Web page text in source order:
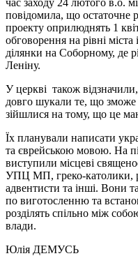
повідомила, що остаточне
проекту оприлюднять 1
обговорення на рівні
ділянки на Соборному, де
Леніну.
У церкві також
довго шукали те, що зможе
зійшлися на тому, що це
Їх планували написати
та єврейською мовою. На
виступили місцеві
УПЦ МП, греко-католики,
адвентисти та інші. Вони
по виготосленню та
розділять спільно між
влади.
Юлія ДЕМУСЬ